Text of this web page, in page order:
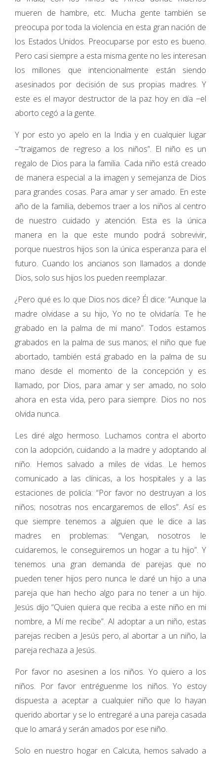
mueren de hambre, etc. Mucha gente también se
preocupa por toda la violencia en esta gran nación de
los Estados Unidos. Preocuparse por esto es bueno.
Pero casi siempre a esta misma gente no les interesan
los millones que intencionalmente están siendo
asesinados por decisión de sus propias madres. Y
este es el mayor destructor de la paz hoy en día −el
aborto cegó a la gente.
Y por esto yo apelo en la India y en cualquier lugar
–“traigamos de regreso a los niños”. El niño es un
regalo de Dios para la familia. Cada niño está creado
de manera especial a la imagen y semejanza de Dios
para grandes cosas. Para amar y ser amado. En este
año de la familia, debemos traer a los niños al centro
de nuestro cuidado y atención. Esta es la única
manera en la que este mundo podrá sobrevivir,
porque nuestros hijos son la única esperanza para el
futuro. Cuando los ancianos son llamados a donde
Dios, solo sus hijos los pueden reemplazar.
¿Pero qué es lo que Dios nos dice? Él dice: “Aunque la
madre olvidase a su hijo, Yo no te olvidaría. Te he
grabado en la palma de mi mano”. Todos estamos
grabados en la palma de sus manos; el niño que fue
abortado, también está grabado en la palma de su
mano desde el momento de la concepción y es
llamado, por Dios, para amar y ser amado, no solo
ahora en esta vida, pero para siempre. Dios no nos
olvida nunca.
Les diré algo hermoso. Luchamos contra el aborto
con la adopción, cuidando a la madre y adoptando al
niño. Hemos salvado a miles de vidas. Le hemos
comunicado a las clínicas, a los hospitales y a las
estaciones de policía: “Por favor no destruyan a los
niños; nosotras nos encargaremos de ellos”. Así es
que siempre tenemos a alguien que le dice a las
madres en problemas: “Vengan, nosotros le
cuidaremos, le conseguiremos un hogar a tu hijo”. Y
tenemos una gran demanda de parejas que no
pueden tener hijos pero nunca le daré un hijo a una
pareja que han hecho algo para no tener a un hijo.
Jesús dijo “Quien quiera que reciba a este niño en mi
nombre, a Mí me recibe”. Al adoptar a un niño, estas
parejas reciben a Jesús pero, al abortar a un niño, la
pareja rechaza a Jesús.
Por favor no asesinen a los niños. Yo quiero a los
niños. Por favor entréguenme los niños. Yo estoy
dispuesta a aceptar a cualquier niño que lo hayan
querido abortar y se lo entregaré a una pareja casada
que lo amará y serán amados por ese niño.
Solo en nuestro hogar en Calcuta, hemos salvado a